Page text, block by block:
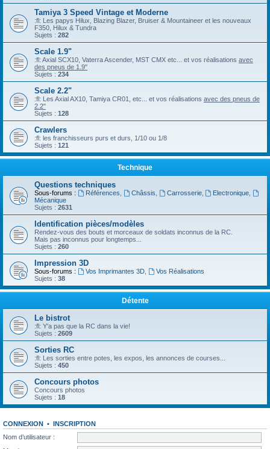
Tamiya 3 Speed Vintage et Moderne
:fl: Les papys Hilux, Blazing Blazer, Bruiser & Mountaineer et les nouveaux
F350, Hilux & Tundra
Sujets : 282
Scale 1.9"
:fl: Axial SCX10, Vaterra Ascender, MST CMX etc... et vos réalisations avec
des pneus de 1.9"
Sujets : 234
Scale 2.2"
:fl: Les Axial AX10, Tamiya CR01, etc... et vos réalisations avec des pneus de
2.2"
Sujets : 128
Crawlers
:fl: les franchisseurs purs et durs, 1/10 ou 1/8
Sujets : 121
Technique
Questions techniques
Sous-forums : Références Châssis Carrosserie, Electronique
Mécanique
Sujets : 2631
Identification pièces/modèles
Rendez-vous des bouts et morceaux de soldats inconnus de la RC.
Mais pas inconnus pour longtemps...
Sujets : 260
Impression 3D
Sous-forums : Vos Imprimantes 3D,
Vos Réalisations
Sujets : 38
Détente
Le bistrot
:fl: Y'a pas que la RC dans la vie!
Sujets : 2609
Sorties RC
:fl: Les sorties entre potes, les expos, les annonces de courses...
Sujets : 450
Concours photos
Concours photos
Sujets : 18
CONNEXION • INSCRIPTION
Nom d’utilisateur :